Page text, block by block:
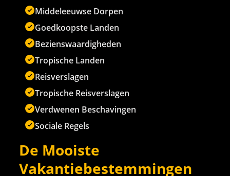
Middeleeuwse Dorpen
Goedkoopste Landen
Bezienswaardigheden
Tropische Landen
Reisverslagen
Tropische Reisverslagen
Verdwenen Beschavingen
Sociale Regels
De Mooiste
Vakantiebestemmingen